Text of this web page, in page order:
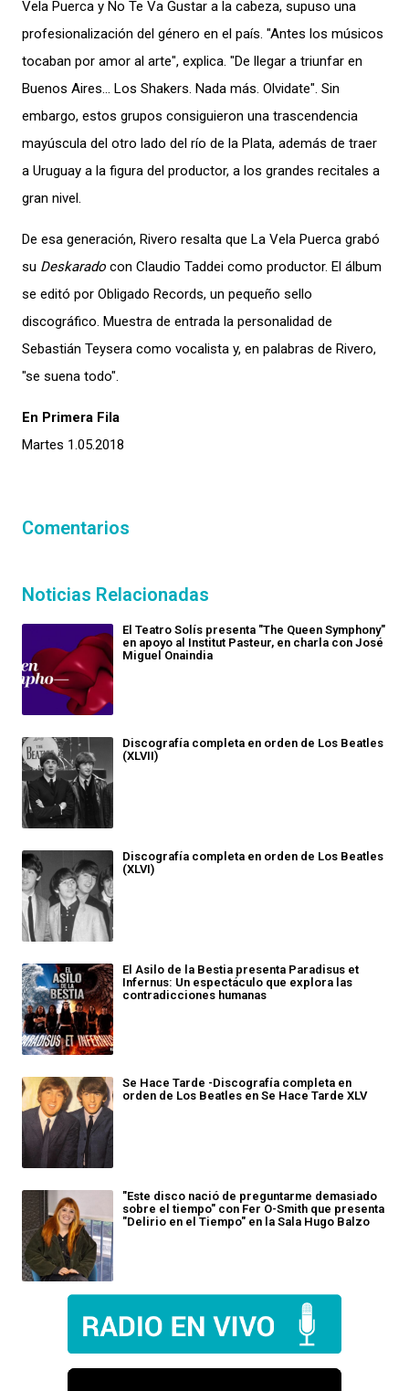
Vela Puerca y No Te Va Gustar a la cabeza, supuso una
profesionalización del género en el país. "Antes los músicos
tocaban por amor al arte", explica. "De llegar a triunfar en
Buenos Aires… Los Shakers. Nada más. Olvidate". Sin
embargo, estos grupos consiguieron una trascendencia
mayúscula del otro lado del río de la Plata, además de traer
a Uruguay a la figura del productor, a los grandes recitales a
gran nivel.
De esa generación, Rivero resalta que La Vela Puerca grabó
su Deskarado con Claudio Taddei como productor. El álbum
se editó por Obligado Records, un pequeño sello
discográfico. Muestra de entrada la personalidad de
Sebastián Teysera como vocalista y, en palabras de Rivero,
"se suena todo".
En Primera Fila
Martes 1.05.2018
Comentarios
Noticias Relacionadas
El Teatro Solís presenta "The Queen Symphony"
en apoyo al Institut Pasteur, en charla con José
Miguel Onaindia
Discografía completa en orden de Los Beatles
(XLVII)
Discografía completa en orden de Los Beatles
(XLVI)
El Asilo de la Bestia presenta Paradisus et
Infernus: Un espectáculo que explora las
contradicciones humanas
Se Hace Tarde -Discografía completa en
orden de Los Beatles en Se Hace Tarde XLV
"Este disco nació de preguntarme demasiado
sobre el tiempo" con Fer O-Smith que presenta
"Delirio en el Tiempo" en la Sala Hugo Balzo